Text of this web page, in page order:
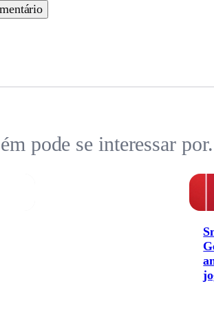
pode se interessar por.